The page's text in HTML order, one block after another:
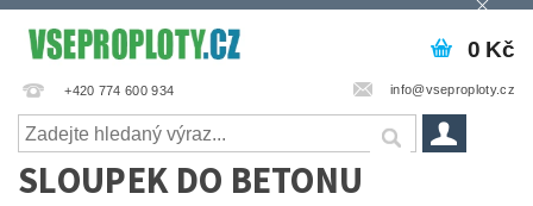
+420 774 600 934 info@vseproploty.cz
0 Kč
SLOUPEK DO BETONU